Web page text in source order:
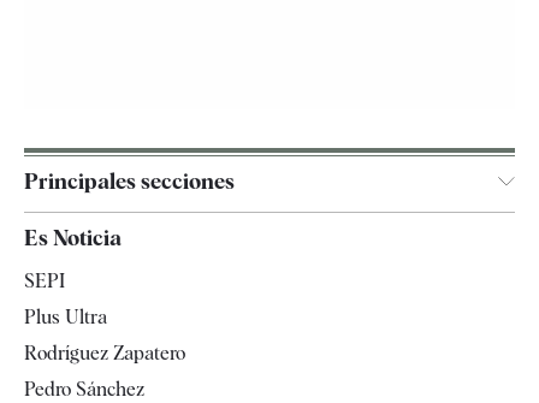
Principales secciones
España
Televisión
Es Noticia
SEPI
Plus Ultra
Rodríguez Zapatero
Pedro Sánchez